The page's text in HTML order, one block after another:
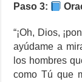
Paso 3:
“¡Oh, Dios,
ayúdame a
los hombres
como Tú que